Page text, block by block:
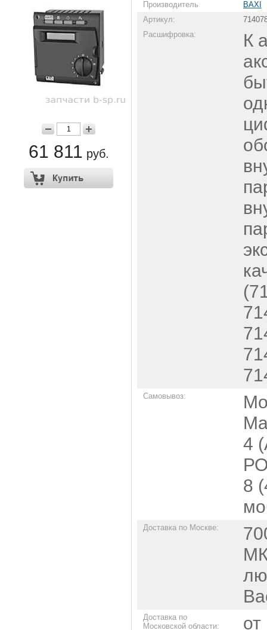
61 811 руб.
Производитель
BAXI
Артикул:
Расшифровка:
К
Самовывоз:
4
8
Доставка по Москве:
Доставка по
Московской области:
от